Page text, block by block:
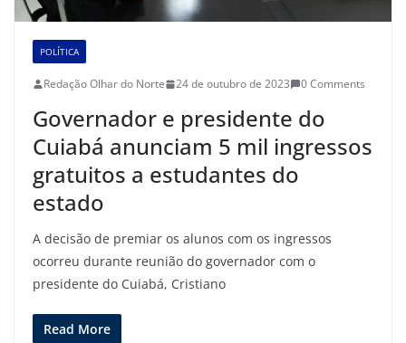
POLÍTICA
Redação Olhar do Norte 24 de outubro de 2023 0 Comments
Governador e presidente do
Cuiabá anunciam 5 mil ingressos
gratuitos a estudantes do
estado
A decisão de premiar os alunos com os ingressos
ocorreu durante reunião do governador com o
presidente do Cuiabá, Cristiano
Read More